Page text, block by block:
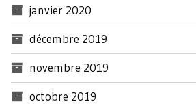
janvier 2020
décembre 2019
novembre 2019
octobre 2019